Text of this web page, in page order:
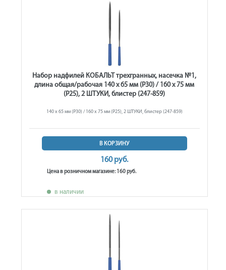
Набор надфилей КОБАЛЬТ трехгранных, насечка №1,
длина общая/рабочая 140 х 65 мм (Р30) / 160 х 75 мм
(Р25), 2 ШТУКИ, блистер (247-859)
140 х 65 мм (Р30) / 160 х 75 мм (Р25), 2 ШТУКИ, блистер (247-859)
В КОРЗИНУ
160 руб.
Цена в розничном магазине: 160 руб.
в наличии